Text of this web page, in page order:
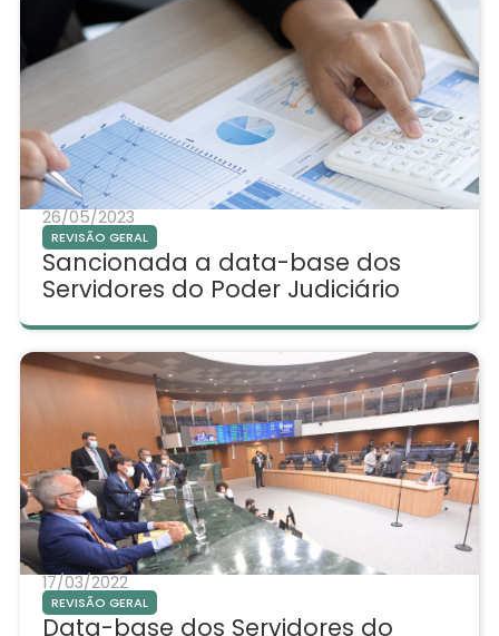
26/05/2023
REVISÃO GERAL
Sancionada a data-base dos
Servidores do Poder Judiciário
17/03/2022
REVISÃO GERAL
Data-base dos Servidores do